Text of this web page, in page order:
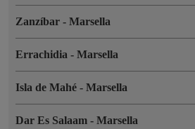
Zanzíbar - Marsella
Errachidia - Marsella
Isla de Mahé - Marsella
Dar Es Salaam - Marsella